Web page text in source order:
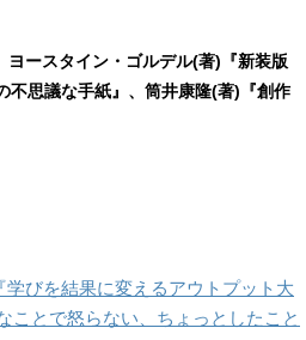
ヨースタイン・ゴルデル(著)『新装版
思議な手紙』、筒井康隆(著)『創作
学びを結果に変えるアウトプット大
とで怒らない、ちょっとしたこと